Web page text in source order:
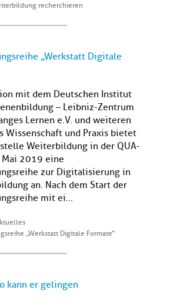
recherchieren
„Werkstatt Digitale
mit dem Deutschen Institut
– Leibniz-Zentrum
Lernen e.V. und weiteren
Wissenschaft und Praxis bietet
Weiterbildung in der QUA-
Mai 2019 eine
zur Digitalisierung in
an. Nach dem Start der
mit ei...
„Werkstatt Digitale Formate“
kann er gelingen